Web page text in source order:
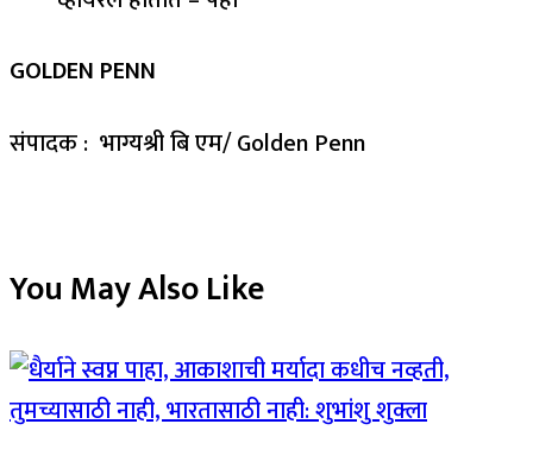
GOLDEN PENN
संपादक : भाग्यश्री बि एम/ Golden Penn
You May Also Like